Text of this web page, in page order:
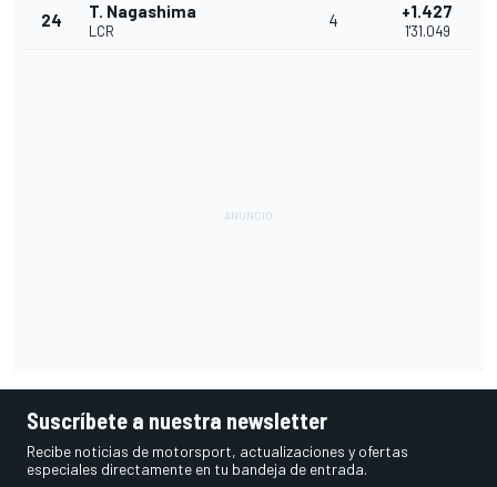
24 T. Nagashima
LCR
4 +1.427
1'31.049
Suscríbete a nuestra newsletter
Recibe noticias de motorsport, actualizaciones y ofertas
especiales directamente en tu bandeja de entrada.